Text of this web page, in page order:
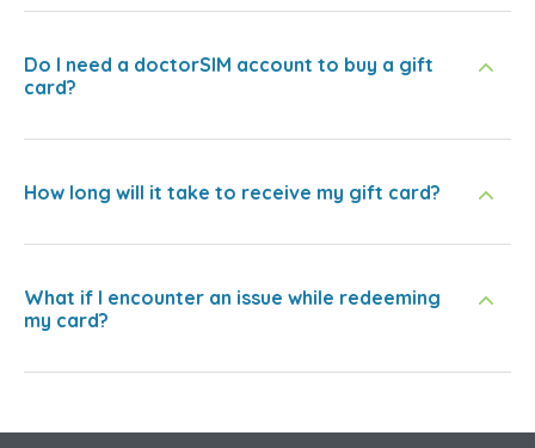
Do I need a doctorSIM account to buy a gift
card?
How long will it take to receive my gift card?
What if I encounter an issue while redeeming
my card?